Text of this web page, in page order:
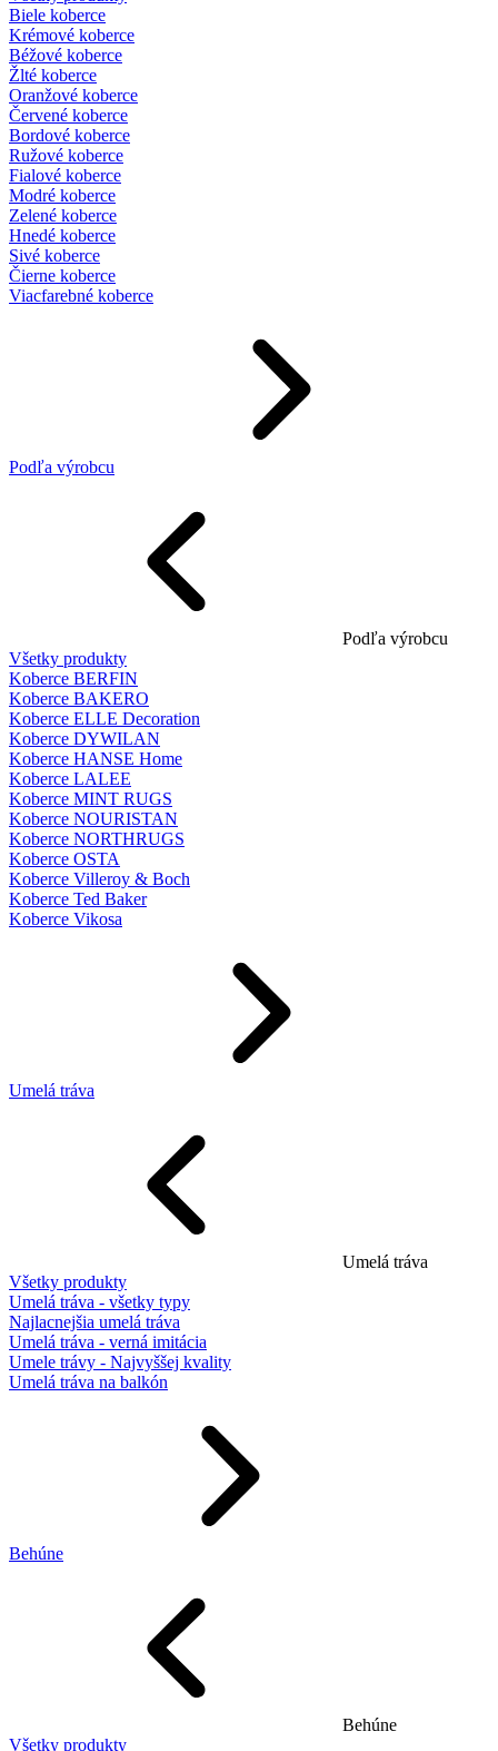
Biele koberce
Krémové koberce
Béžové koberce
Žlté koberce
Oranžové koberce
Červené koberce
Bordové koberce
Ružové koberce
Fialové koberce
Modré koberce
Zelené koberce
Hnedé koberce
Sivé koberce
Čierne koberce
Viacfarebné koberce
Podľa výrobcu
Podľa výrobcu
Všetky produkty
Koberce BERFIN
Koberce BAKERO
Koberce ELLE Decoration
Koberce DYWILAN
Koberce HANSE Home
Koberce LALEE
Koberce MINT RUGS
Koberce NOURISTAN
Koberce NORTHRUGS
Koberce OSTA
Koberce Villeroy & Boch
Koberce Ted Baker
Koberce Vikosa
Umelá tráva
Umelá tráva
Všetky produkty
Umelá tráva - všetky typy
Najlacnejšia umelá tráva
Umelá tráva - verná imitácia
Umele trávy - Najvyššej kvality
Umelá tráva na balkón
Behúne
Behúne
Všetky produkty